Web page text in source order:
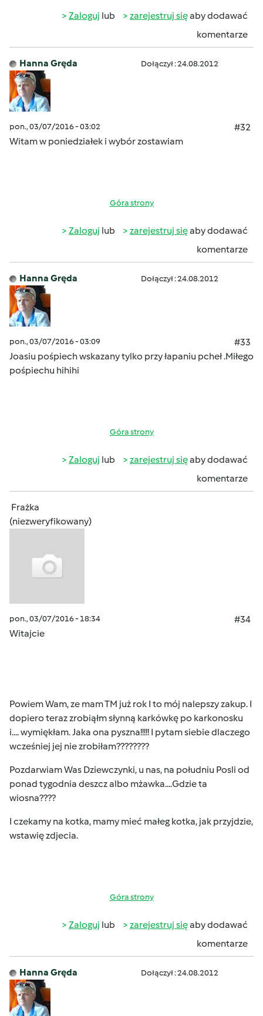
Zaloguj lub zarejestruj sięaby dodawać
komentarze
Hanna Gręda Dołączył : 24.08.2012
pon., 03/07/2016 - 03:02
#32
Witam w poniedziałek i wybór zostawiam
Góra strony
Zaloguj lub zarejestruj sięaby dodawać
komentarze
Hanna Gręda Dołączył : 24.08.2012
pon., 03/07/2016 - 03:09
#33
Joasiu pośpiech wskazany tylko przy łapaniu pcheł .Miłego
pośpiechu hihihi
Góra strony
Zaloguj lub zarejestruj sięaby dodawać
komentarze
Frażka
(niezweryfikowany)
pon., 03/07/2016 - 18:34
#34
Witajcie
Powiem Wam, ze mam TM już rok I to mój nalepszy zakup. I
dopiero teraz zrobiąłm słynną karkówkę po karkonosku
i.... wymiękłam. Jaka ona pyszna!!!!! I pytam siebie dlaczego
wcześniej jej nie zrobiłam????????
Pozdarwiam Was Dziewczynki, u nas, na południu Posli od
ponad tygodnia deszcz albo mżawka....Gdzie ta
wiosna????
I czekamy na kotka, mamy mieć małeg kotka, jak przyjdzie,
wstawię zdjecia.
Góra strony
Zaloguj lub zarejestruj sięaby dodawać
komentarze
Hanna Gręda Dołączył : 24.08.2012